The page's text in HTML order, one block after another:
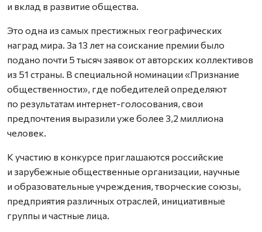
и вклад в развитие общества.
Это одна из самых престижных географических
наград мира. За 13 лет на соискание премии было
подано почти 5 тысяч заявок от авторских коллективов
из 51 страны. В специальной номинации «Признание
общественности», где победителей определяют
по результатам интернет-голосования, свои
предпочтения выразили уже более 3,2 миллиона
человек.
К участию в конкурсе приглашаются российские
и зарубежные общественные организации, научные
и образовательные учреждения, творческие союзы,
предприятия различных отраслей, инициативные
группы и частные лица.